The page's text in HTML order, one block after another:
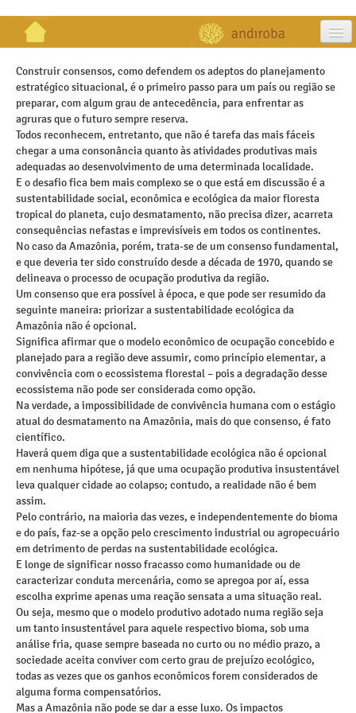
artigos
projetos
publicações
galeria
contato
Construir consensos, como defendem os adeptos do planejamento
estratégico situacional, é o primeiro passo para um país ou região se
preparar, com algum grau de antecedência, para enfrentar as
agruras que o futuro sempre reserva.
Todos reconhecem, entretanto, que não é tarefa das mais fáceis
chegar a uma consonância quanto às atividades produtivas mais
adequadas ao desenvolvimento de uma determinada localidade.
E o desafio fica bem mais complexo se o que está em discussão é a
sustentabilidade social, econômica e ecológica da maior floresta
tropical do planeta, cujo desmatamento, não precisa dizer, acarreta
consequências nefastas e imprevisíveis em todos os continentes.
No caso da Amazônia, porém, trata-se de um consenso fundamental,
e que deveria ter sido construído desde a década de 1970, quando se
delineava o processo de ocupação produtiva da região.
Um consenso que era possível à época, e que pode ser resumido da
seguinte maneira: priorizar a sustentabilidade ecológica da
Amazônia não é opcional.
Significa afirmar que o modelo econômico de ocupação concebido e
planejado para a região deve assumir, como princípio elementar, a
convivência com o ecossistema florestal – pois a degradação desse
ecossistema não pode ser considerada como opção.
Na verdade, a impossibilidade de convivência humana com o estágio
atual do desmatamento na Amazônia, mais do que consenso, é fato
científico.
Haverá quem diga que a sustentabilidade ecológica não é opcional
em nenhuma hipótese, já que uma ocupação produtiva insustentável
leva qualquer cidade ao colapso; contudo, a realidade não é bem
assim.
Pelo contrário, na maioria das vezes, e independentemente do bioma
e do país, faz-se a opção pelo crescimento industrial ou agropecuário
em detrimento de perdas na sustentabilidade ecológica.
E longe de significar nosso fracasso como humanidade ou de
caracterizar conduta mercenária, como se apregoa por aí, essa
escolha exprime apenas uma reação sensata a uma situação real.
Ou seja, mesmo que o modelo produtivo adotado numa região seja
um tanto insustentável para aquele respectivo bioma, sob uma
análise fria, quase sempre baseada no curto ou no médio prazo, a
sociedade aceita conviver com certo grau de prejuízo ecológico,
todas as vezes que os ganhos econômicos forem considerados de
alguma forma compensatórios.
Mas a Amazônia não pode se dar a esse luxo. Os impactos